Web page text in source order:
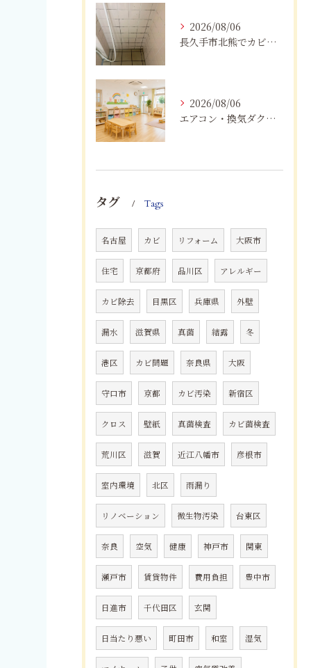
2026/08/06
長久手市北熊でカビに悩む方へ｜健康被害を防ぐための対策とは
2026/08/06
エアコン・換気ダクトのカビ臭を根本改善する方法
タグ Tags
名古屋 カビ リフォーム 大阪市
住宅 京都府 品川区 アレルギー
カビ除去 目黒区 兵庫県 外壁
漏水 滋賀県 真菌 結露 冬
港区 カビ問題 奈良県 大阪
守口市 京都 カビ汚染 新宿区
クロス 壁紙 真菌検査 カビ菌検査
荒川区 滋賀 近江八幡市 彦根市
室内環境 北区 雨漏り
リノベーション 微生物汚染 台東区
奈良 空気 健康 神戸市 関東
瀬戸市 賃貸物件 費用負担 豊中市
日進市 千代田区 玄関
日当たり悪い 町田市 和室 湿気